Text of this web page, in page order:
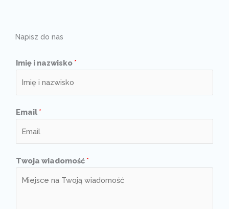
Napisz do nas
Imię i nazwisko *
Email *
Twoja wiadomość *